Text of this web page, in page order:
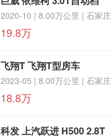
2020-10 | 8.00万公里 | 石家庄
19.8万
飞翔T 飞翔T型房车
2023-05 | 8.00万公里 | 石家庄
18.8万
科发 上汽跃进 H500 2.8T